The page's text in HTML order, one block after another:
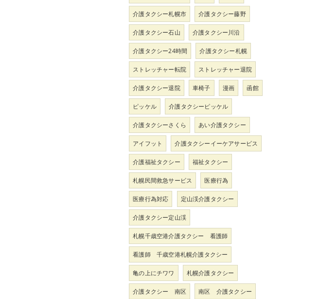
介護タクシー札幌市 介護タクシー藤野
介護タクシー石山 介護タクシー川沿
介護タクシー24時間 介護タクシー札幌
ストレッチャー転院 ストレッチャー退院
介護タクシー退院 車椅子 漫画 函館
ピッケル 介護タクシーピッケル
介護タクシーさくら あい介護タクシー
アイフット 介護タクシーイーケアサービス
介護福祉タクシー 福祉タクシー
札幌民間救急サービス 医療行為
医療行為対応 定山渓介護タクシー
介護タクシー定山渓
札幌千歳空港介護タクシー 看護師
看護師 千歳空港札幌介護タクシー
亀の上にチワワ 札幌介護タクシー
介護タクシー 南区 南区 介護タクシー